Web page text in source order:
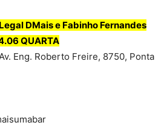
DMais e Fabinho Fernandes
QUARTA
Eng. Roberto Freire, 8750, Ponta